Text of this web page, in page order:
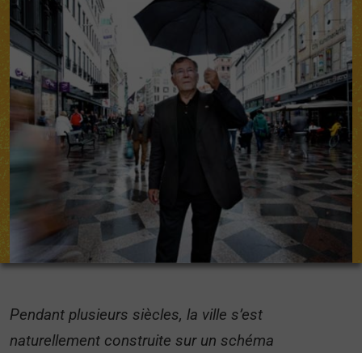
Pendant plusieurs siècles, la ville s’est
naturellement construite sur un schéma